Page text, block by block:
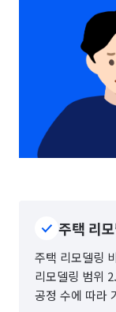
주택 리
주택 리모델링
리모델링 범위
공정 수에 따라